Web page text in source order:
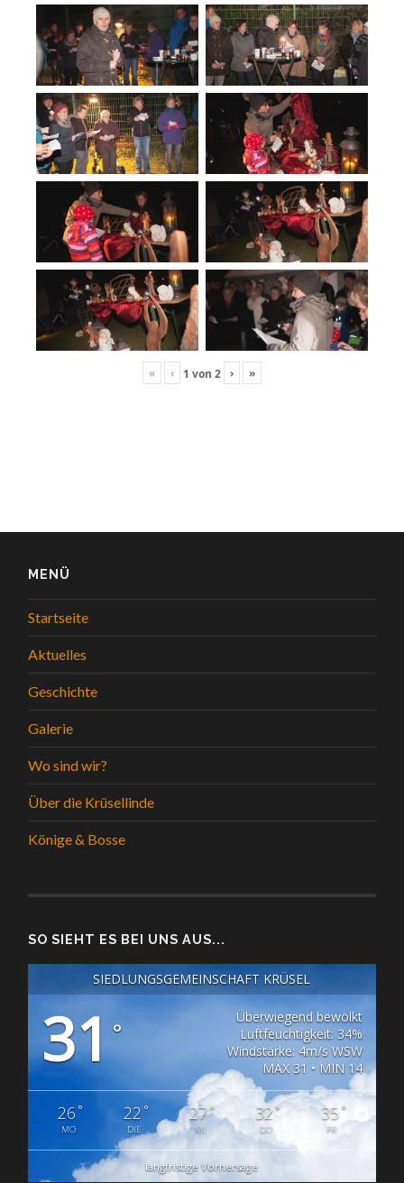
« ‹ 1 von 2 › »
MENÜ
Startseite
Aktuelles
Geschichte
Galerie
Wo sind wir?
Über die Krüsellinde
Könige & Bosse
SO SIEHT ES BEI UNS AUS...
SIEDLUNGSGEMEINSCHAFT KRÜSEL
31°
Überwiegend bewölkt
Luftfeuchtigkeit: 34%
Windstärke: 4m/s WSW
MAX 31 • MIN 14
26°
MO
22 °
DIE
27°
MI
32°
DO
35°
FR
langfristige Vorhersage